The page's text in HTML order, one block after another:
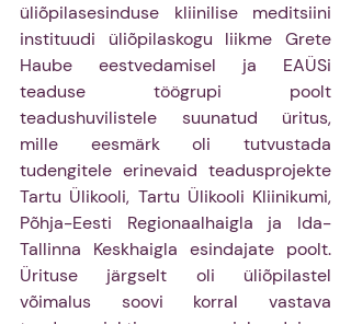
üliõpilasesinduse kliinilise meditsiini
instituudi üliõpilaskogu liikme Grete
Haube eestvedamisel ja EAÜSi
teaduse töögrupi poolt
teadushuvilistele suunatud üritus,
mille eesmärk oli tutvustada
tudengitele erinevaid teadusprojekte
Tartu Ülikooli, Tartu Ülikooli Kliinikumi,
Põhja-Eesti Regionaalhaigla ja Ida-
Tallinna Keskhaigla esindajate poolt.
Ürituse järgselt oli üliõpilastel
võimalus soovi korral vastava